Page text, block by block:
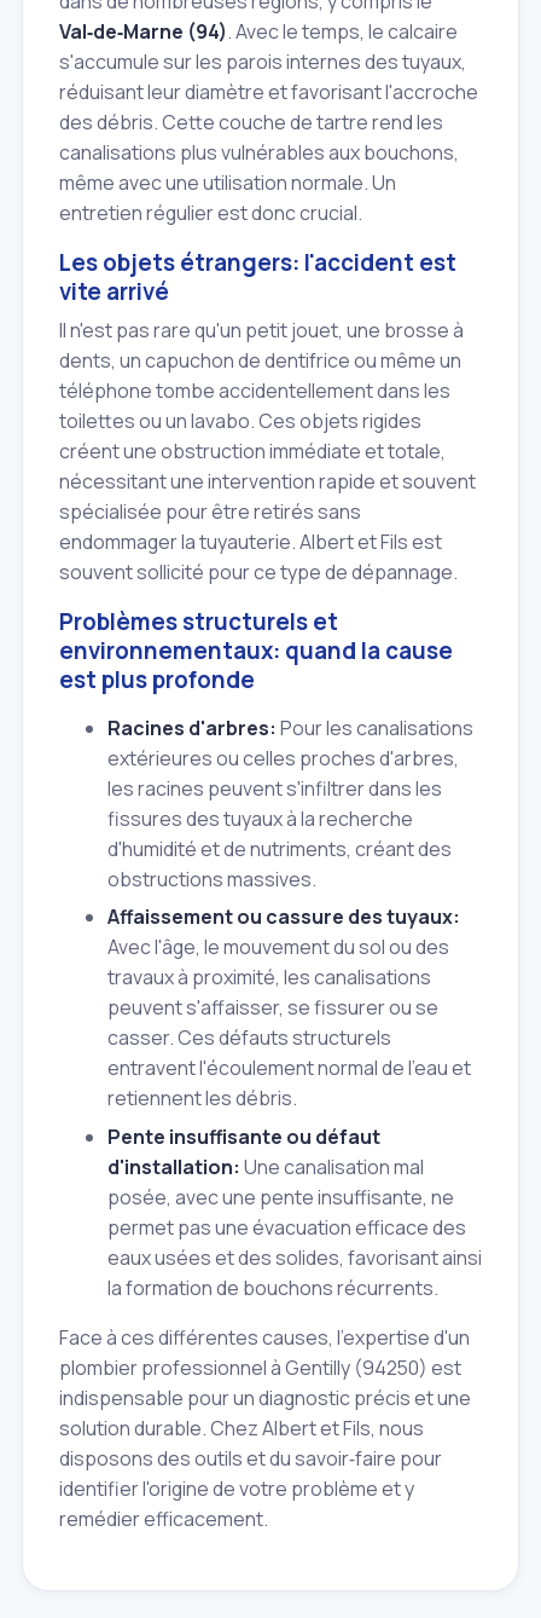
Val‑de‑Marne (94). Avec le temps, le calcaire
s'accumule sur les parois internes des tuyaux,
réduisant leur diamètre et favorisant l'accroche
des débris. Cette couche de tartre rend les
canalisations plus vulnérables aux bouchons,
même avec une utilisation normale. Un
entretien régulier est donc crucial.
Les objets étrangers: l'accident est
vite arrivé
Il n'est pas rare qu'un petit jouet, une brosse à
dents, un capuchon de dentifrice ou même un
téléphone tombe accidentellement dans les
toilettes ou un lavabo. Ces objets rigides
créent une obstruction immédiate et totale,
nécessitant une intervention rapide et souvent
spécialisée pour être retirés sans
endommager la tuyauterie. Albert et Fils est
souvent sollicité pour ce type de dépannage.
Problèmes structurels et
environnementaux: quand la cause
est plus profonde
Racines d'arbres: Pour les canalisations
extérieures ou celles proches d'arbres,
les racines peuvent s'infiltrer dans les
fissures des tuyaux à la recherche
d'humidité et de nutriments, créant des
obstructions massives.
Affaissement ou cassure des tuyaux:
Avec l'âge, le mouvement du sol ou des
travaux à proximité, les canalisations
peuvent s'affaisser, se fissurer ou se
casser. Ces défauts structurels
entravent l'écoulement normal de l'eau et
retiennent les débris.
Pente insuffisante ou défaut
d'installation: Une canalisation mal
posée, avec une pente insuffisante, ne
permet pas une évacuation efficace des
eaux usées et des solides, favorisant ainsi
la formation de bouchons récurrents.
Face à ces différentes causes, l'expertise d'un
plombier professionnel à Gentilly (94250) est
indispensable pour un diagnostic précis et une
solution durable. Chez Albert et Fils, nous
disposons des outils et du savoir‑faire pour
identifier l'origine de votre problème et y
remédier efficacement.